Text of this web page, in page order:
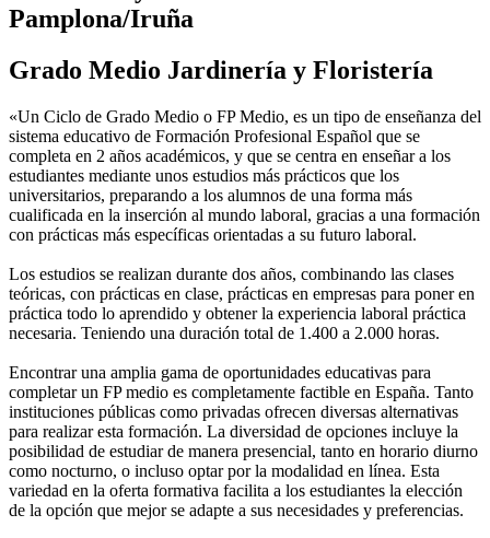
Pamplona/Iruña
Grado Medio Jardinería y Floristería
«Un Ciclo de Grado Medio o FP Medio, es un tipo de enseñanza del
sistema educativo de Formación Profesional Español que se
completa en 2 años académicos, y que se centra en enseñar a los
estudiantes mediante unos estudios más prácticos que los
universitarios, preparando a los alumnos de una forma más
cualificada en la inserción al mundo laboral, gracias a una formación
con prácticas más específicas orientadas a su futuro laboral.
Los estudios se realizan durante dos años, combinando las clases
teóricas, con prácticas en clase, prácticas en empresas para poner en
práctica todo lo aprendido y obtener la experiencia laboral práctica
necesaria. Teniendo una duración total de 1.400 a 2.000 horas.
Encontrar una amplia gama de oportunidades educativas para
completar un FP medio es completamente factible en España. Tanto
instituciones públicas como privadas ofrecen diversas alternativas
para realizar esta formación. La diversidad de opciones incluye la
posibilidad de estudiar de manera presencial, tanto en horario diurno
como nocturno, o incluso optar por la modalidad en línea. Esta
variedad en la oferta formativa facilita a los estudiantes la elección
de la opción que mejor se adapte a sus necesidades y preferencias.